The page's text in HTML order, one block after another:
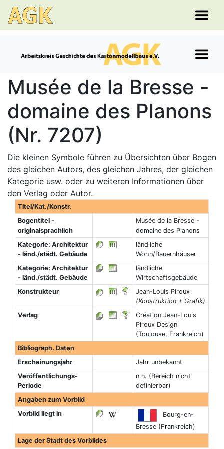
Musée de la Bresse -
domaine des Planons
(Nr. 7207)
Die kleinen Symbole führen zu Übersichten über Bogen
des gleichen Autors, des gleichen Jahres, der gleichen
Kategorie usw. oder zu weiteren Informationen über
den Verlag oder Autor.
Titel/Kat./Konstr.
Bogentitel -
originalsprachlich
Musée de la Bresse -
domaine des Planons
Kategorie: Architektur
- länd./städt. Gebäude
ländliche
Wohn/Bauernhäuser
Kategorie: Architektur
- länd./städt. Gebäude
ländliche
Wirtschaftsgebäude
Konstrukteur
Jean-Louis Piroux
(Konstruktion + Grafik)
Verlag
Création Jean-Louis
Piroux Design
(Toulouse, Frankreich)
Bibliograph. Daten
Erscheinungsjahr
Jahr unbekannt
Veröffentlichungs-
Periode
n.n. (Bereich nicht
definierbar)
Angaben zum Vorbild
Vorbild liegt in
Bourg-en-
Bresse (Frankreich)
Lage der Stadt des Vorbildes